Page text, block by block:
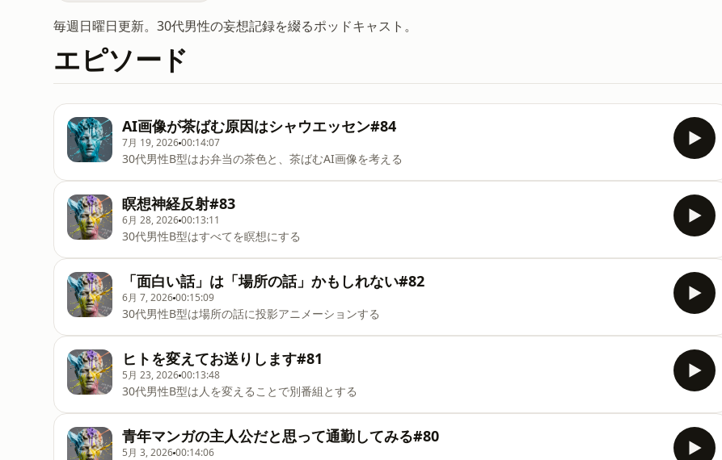
毎週日曜日更新。30代男性の妄想記録を綴るポッドキャスト。
エピソード
AI画像が茶ばむ原因はシャウエッセン#84
7月 19, 202600:14:07
30代男性B型はお弁当の茶色と、茶ばむAI画像を考える
瞑想神経反射#83
6月 28, 202600:13:11
30代男性B型はすべてを瞑想にする
「面白い話」は「場所の話」かもしれない#82
6月 7, 202600:15:09
30代男性B型は場所の話に投影アニメーションする
ヒトを変えてお送りします#81
5月 23, 202600:13:48
30代男性B型は人を変えることで別番組とする
青年マンガの主人公だと思って通勤してみる#80
5月 3, 202600:14:06